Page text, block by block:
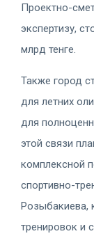
Проектно-
экспертизу,
млрд тенге.
Также город
для летних
для
этой связи
комплексной
спортивно-
Розыбакиева,
тренировок и